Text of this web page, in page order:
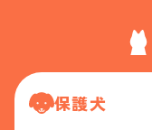
保護犬